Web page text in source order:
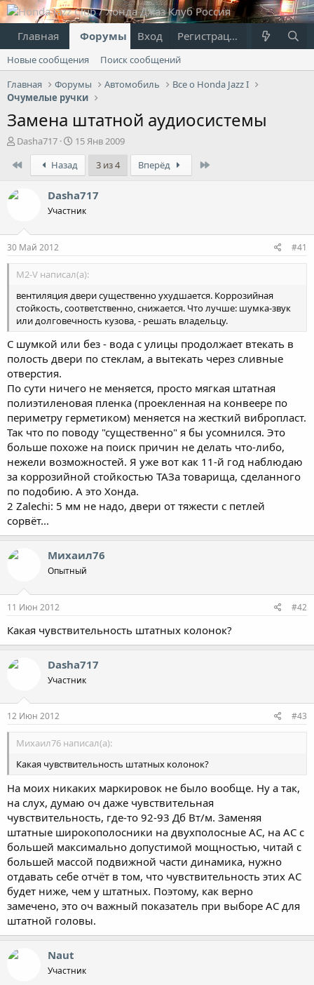
Главная Форумы Что нового?
Вход Регистрация
Новые сообщения
Поиск сообщений
Главная
Форумы Автомобиль
Все о Honda Jazz I
Очумелые ручки
Замена штатной аудиосистемы
А
т
р
т
ы
Dasha717
Д
а
т
а
н
а
ч
15 Янв 2009
Назад 3 из 4 Вперёд
Dasha717
Участник
30 Май 2012 #41
M2-V написал(а):
вентиляция двери существенно ухудшается. Коррозийная
стойкость, соответственно, снижается. Что лучше: шумка-звук
или долговечность кузова, - решать владельцу.
С шумкой или без - вода с улицы продолжает втекать в
полость двери по стеклам, а вытекать через сливные
отверстия.
По сути ничего не меняется, просто мягкая штатная
полиэтиленовая пленка (проекленная на конвеере по
периметру герметиком) меняется на жесткий вибропласт.
Так что по поводу "существенно" я бы усомнился. Это
больше похоже на поиск причин не делать что-либо,
нежели возможностей. Я уже вот как 11-й год наблюдаю
за коррозийной стойкостью ТАЗа товарища, сделанного
по подобию. А это Хонда.
2 Zalechi: 5 мм не надо, двери от тяжести с петлей
сорвёт...
Михаил76
Опытный
11 Июн 2012 #42
Какая чувствительность штатных колонок?
Dasha717
Участник
12 Июн 2012 #43
Михаил76 написал(а):
Какая чувствительность штатных колонок?
На моих никаких маркировок не было вообще. Ну а так,
на слух, думаю оч даже чувствительная
чувствительность, где-то 92-93 Дб Вт/м. Заменяя
штатные широкополосники на двухполосные АС, на АС с
большей максимально допустимой мощностью, читай с
большей массой подвижной части динамика, нужно
отдавать себе отчёт в том, что чувствительность этих АС
будет ниже, чем у штатных. Поэтому, как верно
замечено, это оч важный показатель при выборе АС для
штатной головы.
Naut
Участник